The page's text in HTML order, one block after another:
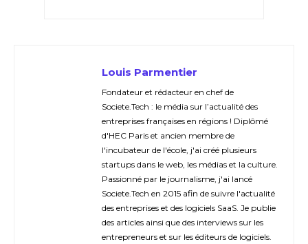
Louis Parmentier
Fondateur et rédacteur en chef de
Societe.Tech : le média sur l’actualité des
entreprises françaises en régions ! Diplômé
d'HEC Paris et ancien membre de
l'incubateur de l'école, j'ai créé plusieurs
startups dans le web, les médias et la culture.
Passionné par le journalisme, j'ai lancé
Societe.Tech en 2015 afin de suivre l'actualité
des entreprises et des logiciels SaaS. Je publie
des articles ainsi que des interviews sur les
entrepreneurs et sur les éditeurs de logiciels.